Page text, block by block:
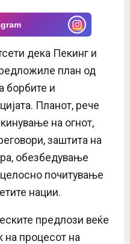
дека Пекинг и
план од
борбите и
Планот, рече
на огнот,
заштита на
обезбедување
почитување
нации.
предлози веќе
на процесот на